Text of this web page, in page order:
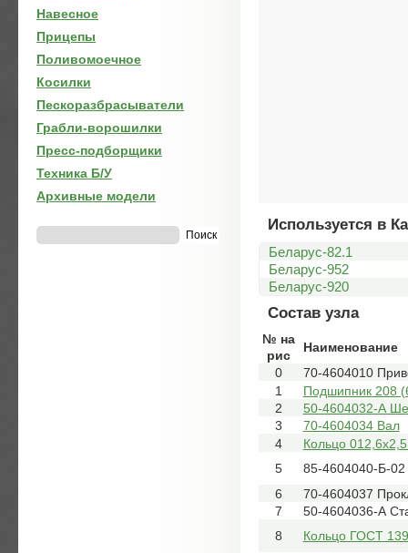
Навесное
Прицепы
Поливомоечное
Косилки
Пескоразбрасыватели
Грабли-ворошилки
Пресс-подборщики
Техника Б/У
Архивные модели
Используется в
Беларус-82.1
Беларус-952
Беларус-920
Состав узла
№ на
рис
Наименование
0
70-4604010
1
Подшипник 208
2
50-4604032-А
3
70-4604034 Вал
4
Кольцо
5
85-4604040-Б-
6
70-4604037
7
50-4604036-А
8
Кольцо ГОСТ